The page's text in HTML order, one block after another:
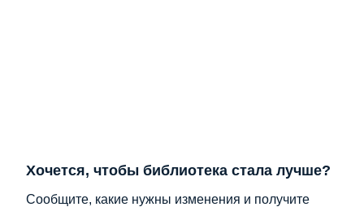
Хочется, чтобы библиотека стала лучше?
Сообщите, какие нужны изменения и получите